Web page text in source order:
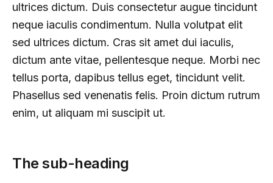
ultrices dictum. Duis consectetur augue tincidunt
neque iaculis condimentum. Nulla volutpat elit
sed ultrices dictum. Cras sit amet dui iaculis,
dictum ante vitae, pellentesque neque. Morbi nec
tellus porta, dapibus tellus eget, tincidunt velit.
Phasellus sed venenatis felis. Proin dictum rutrum
enim, ut aliquam mi suscipit ut.
The sub-heading